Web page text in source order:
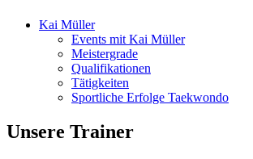
Kai Müller
Events mit Kai Müller
Meistergrade
Qualifikationen
Tätigkeiten
Sportliche Erfolge Taekwondo
Unsere Trainer